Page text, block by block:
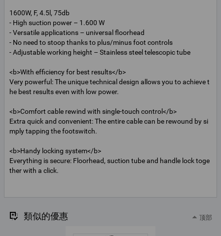
1600W, F, 4.5l, 75db
- High suction power – 1.600 W
- Versatile applications – universal floorhead
- No need to stoop thanks to plus/minus foot controls
- Adjustable working height – Stainless steel telescopic tube
<b>With efficiency for best results</b>
Very powerful: The unique technical design allows you to achieve t
he best results even with low power.
<b>Comfort cable rewind with single-touch control</b>
Extra quick and convenient: The entire cable can be rewound by si
mply tapping the footswitch.
<b>Handy locking system</b>
Everything is secure: Floorhead, suction tube and handle lock toge
ther with a click.
類似的優惠 顶部